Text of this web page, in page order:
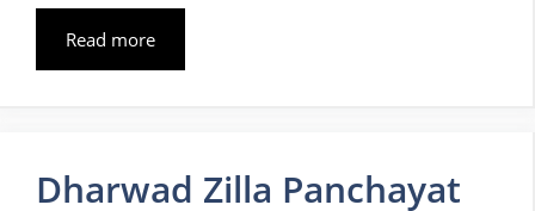
Read more
Dharwad Zilla Panchayat